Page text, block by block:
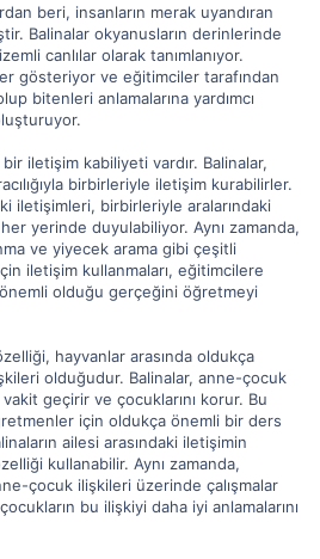
beri, insanların merak uyandıran
Balinalar okyanusların derinlerinde
canlılar olarak tanımlanıyor.
gösteriyor ve eğitimciler tarafından
bitenleri anlamalarına yardımcı
iletişim kabiliyeti vardır. Balinalar,
birbirleriyle iletişim kurabilirler.
iletişimleri, birbirleriyle aralarındaki
yerinde duyulabiliyor. Aynı zamanda,
ve yiyecek arama gibi çeşitli
iletişim kullanmaları, eğitimcilere
olduğu gerçeğini öğretmeyi
hayvanlar arasında oldukça
olduğudur. Balinalar, anne-çocuk
geçirir ve çocuklarını korur. Bu
için oldukça önemli bir ders
ailesi arasındaki iletişimin
kullanabilir. Aynı zamanda,
çocuk ilişkileri üzerinde çalışmalar
bu ilişkiyi daha iyi anlamalarını